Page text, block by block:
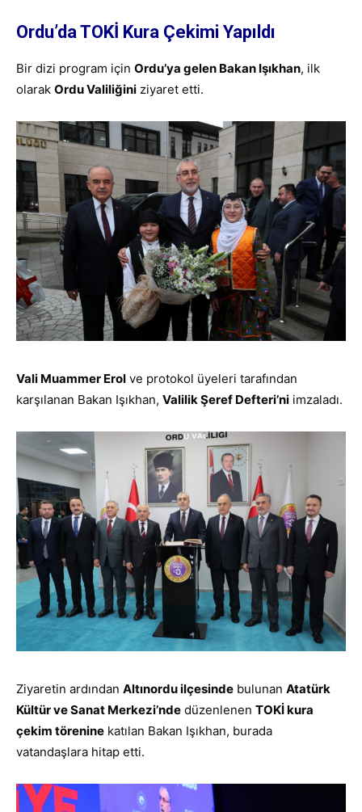
Ordu’da TOKİ Kura Çekimi Yapıldı
Bir dizi program için Ordu’ya gelen Bakan Işıkhan, ilk
olarak Ordu Valiliğini ziyaret etti.
Vali Muammer Erol ve protokol üyeleri tarafından
karşılanan Bakan Işıkhan, Valilik Şeref Defteri’ni imzaladı.
Ziyaretin ardından Altınordu ilçesinde bulunan Atatürk
Kültür ve Sanat Merkezi’nde düzenlenen TOKİ kura
çekim törenine katılan Bakan Işıkhan, burada
vatandaşlara hitap etti.